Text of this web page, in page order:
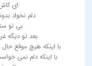
ای
دلم نخواد
بی تو
بعد تو دیگه
با اینکه هیچ موقع
با اینکه دلم نمی